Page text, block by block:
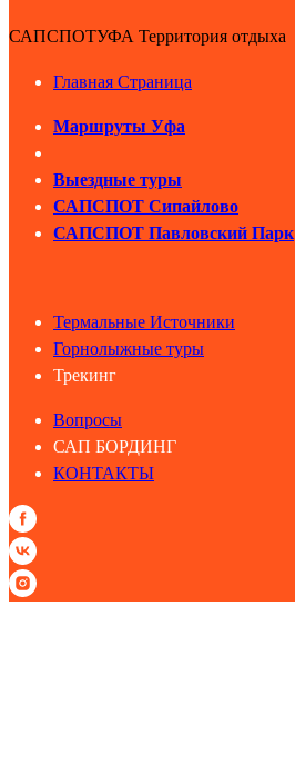
САПСПОТУФА Территория отдыха
Главная Страница
Маршруты Уфа
Выездные туры
САПСПОТ Сипайлово
САПСПОТ Павловский Парк
Термальные Источники
Горнолыжные туры
Трекинг
Вопросы
САП БОРДИНГ
КОНТАКТЫ